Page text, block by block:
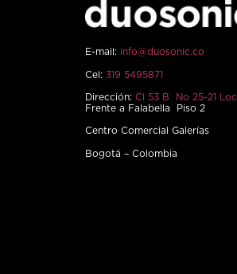
E-mail: info@duosonic.co
Cel: 319 5495871
Dirección: Cl 53 B No 25-21
Frente a Falabella Piso 2
Centro Comercial Galerías
Bogotá – Colombia